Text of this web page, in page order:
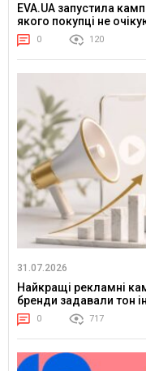
EVA.UA запустила
якого покупці не
0 120
31.07.2026
Найкращі рекламні
бренди задавали тон
0 717